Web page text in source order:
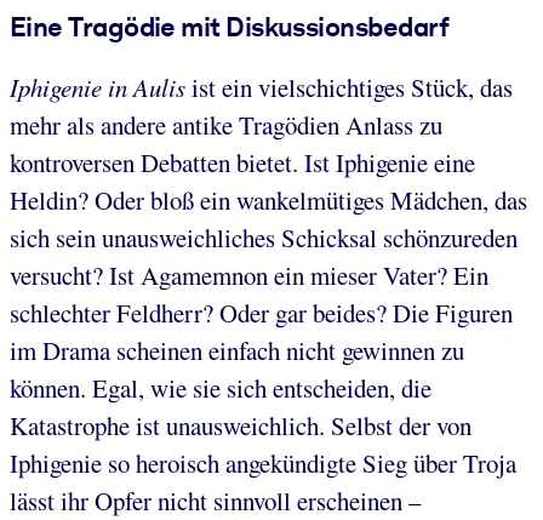
Eine Tragödie mit Diskussionsbedarf
Iphigenie in Aulisist ein vielschichtiges Stück, das
mehr als andere antike Tragödien Anlass zu
kontroversen Debatten bietet. Ist Iphigenie eine
Heldin? Oder bloß ein wankelmütiges Mädchen, das
sich sein unausweichliches Schicksal schönzureden
versucht? Ist Agamemnon ein mieser Vater? Ein
schlechter Feldherr? Oder gar beides? Die Figuren
im Drama scheinen einfach nicht gewinnen zu
können. Egal, wie sie sich entscheiden, die
Katastrophe ist unausweichlich. Selbst der von
Iphigenie so heroisch angekündigte Sieg über Troja
lässt ihr Opfer nicht sinnvoll erscheinen –